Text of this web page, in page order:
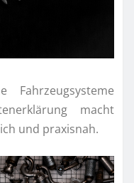
macht
und praxisnah.